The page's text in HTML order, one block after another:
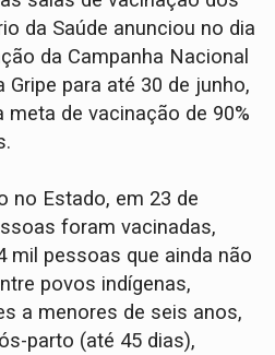
da Saúde anunciou no dia
da Campanha Nacional
para até 30 de junho,
de vacinação de 90%
no Estado, em 23 de
foram vacinadas,
mil pessoas que ainda não
povos indígenas,
a menores de seis anos,
parto (até 45 dias),